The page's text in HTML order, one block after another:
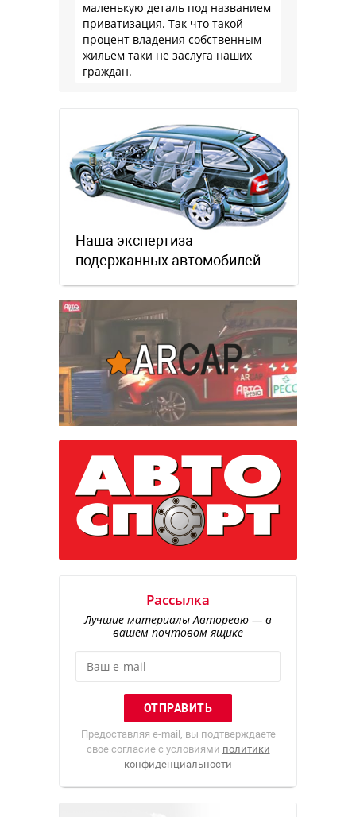
маленькую деталь под названием
приватизация. Так что такой
процент владения собственным
жильем таки не заслуга наших
граждан.
Наша экспертиза
подержанных автомобилей
Рассылка
Лучшие материалы Авторевю — в
вашем почтовом ящике
Предоставляя e-mail, вы подтверждаете
свое согласие с условиями политики
конфиденциальности